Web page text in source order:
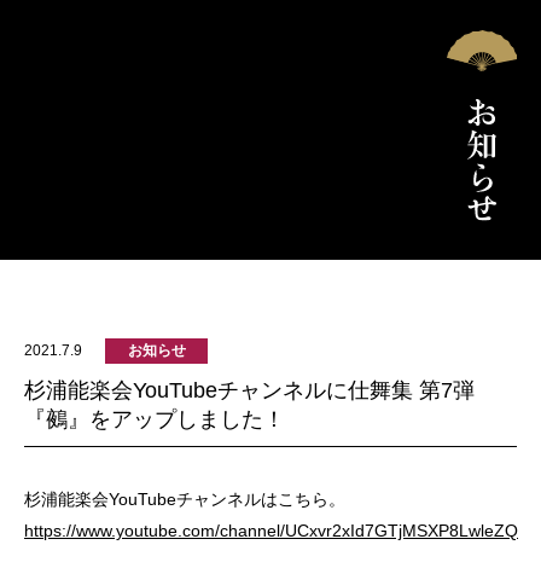
2021.7.9 お知らせ
杉浦能楽会YouTubeチャンネルに仕舞集 第7弾
『鵺』をアップしました！
杉浦能楽会YouTubeチャンネルはこちら。
https://www.youtube.com/channel/UCxvr2xId7GTjMSXP8LwleZQ